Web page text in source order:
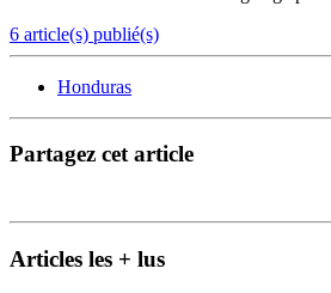
6 article(s) publié(s)
Honduras
Partagez cet article
Articles les + lus